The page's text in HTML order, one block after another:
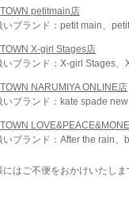
petitmain店
いブランド：petit main、
X-girl Stages店
いブランド：X-girl Stages、
NARUMIYA ONLINE店
いブランド：kate spade
いブランド：After the rain
にはご不便をおかけいたし